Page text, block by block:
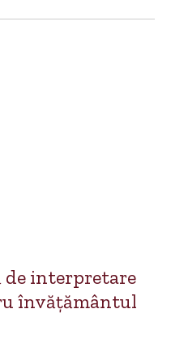
interpretare
învățământul